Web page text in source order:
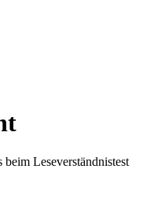
Leseverständnistest